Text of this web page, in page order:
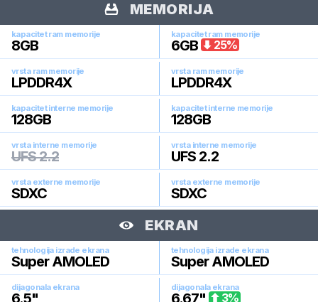
MEMORIJA
kapacitet ram memorije
8GB
kapacitet ram memorije
6GB 25%
vrsta ram memorije
LPDDR4X
vrsta ram memorije
LPDDR4X
kapacitet interne memorije
128GB
kapacitet interne memorije
128GB
vrsta interne memorije
UFS 2.2
vrsta interne memorije
UFS 2.2
vrsta externe memorije
SDXC
vrsta externe memorije
SDXC
EKRAN
tehnologija izrade ekrana
Super AMOLED
tehnologija izrade ekrana
Super AMOLED
dijagonala ekrana
6.5"
dijagonala ekrana
6.67" 3%